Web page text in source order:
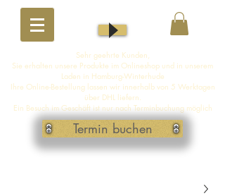
Sehr geehrte Kunden,
Sie erhalten unsere Produkte im Onlineshop und in unserem
Laden in Hamburg-Winterhude
Ihre Online-Bestellung lassen wir innerhalb von 5 Werktagen
über DHL liefern.
Ein Besuch im Geschäft ist nur nach Terminbuchung möglich
Termin buchen